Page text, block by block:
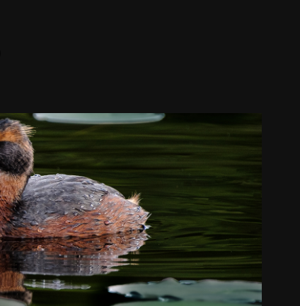
KONKURRANSE
2021